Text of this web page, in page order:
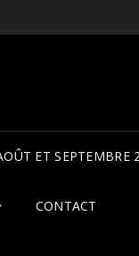
ET SEPTEMBRE
CONTACT